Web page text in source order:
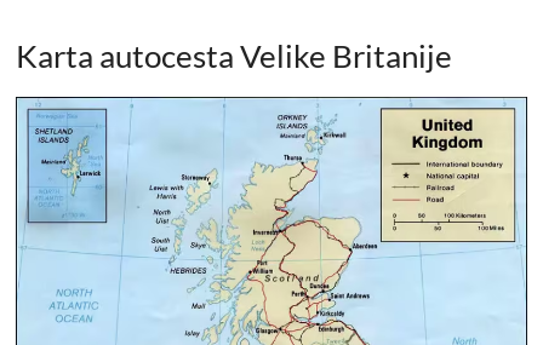
Karta autocesta Velike Britanije